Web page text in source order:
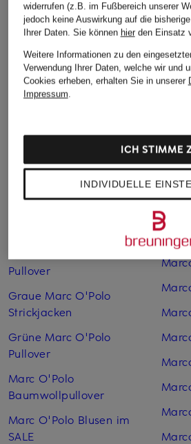
Weitere Kategorien
Pullover
Beige Marc O'Polo
Strickjacken
Blaue Marc O'Polo
Pullover
Graue Marc O'Polo
Strickjacken
Grüne Marc O'Polo
Pullover
Marc O'Polo
Baumwollpullover
Marc O'Polo Blusen im
SALE
widerrufen (z.B. im Fußbereich unserer
jedoch keine Auswirkung auf die
Ihrer Daten. Sie können hierden Einsatz
Weitere Informationen zu den
Verwendung Ihrer Daten, welche wir und
Cookies erheben, erhalten Sie in unserer
Impressum.
INDIVIDUELLE
ICH STIMME